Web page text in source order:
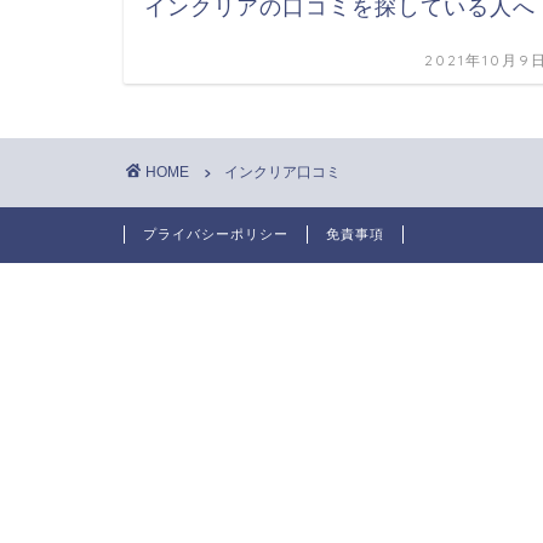
インクリアの口コミを探している人へ
2021年10月9
HOME インクリア口コミ
プライバシーポリシー 免責事項